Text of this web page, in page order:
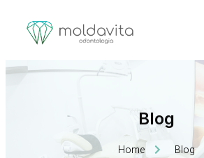
Blog
Home Blog